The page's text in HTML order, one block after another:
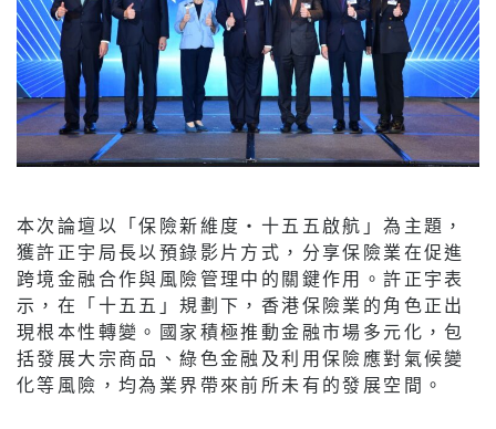
本次論壇以「保險新維度‧十五五啟航」為主題，
獲許正宇局長以預錄影片方式，分享保險業在促進
跨境金融合作與風險管理中的關鍵作用。許正宇表
示，在「十五五」規劃下，香港保險業的角色正出
現根本性轉變。國家積極推動金融市場多元化，包
括發展大宗商品、綠色金融及利用保險應對氣候變
化等風險，均為業界帶來前所未有的發展空間。